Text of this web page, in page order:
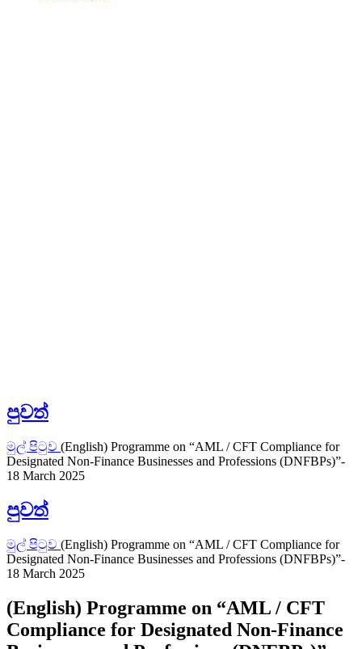
පුවත්
මුල් පිටුව (English) Programme on “AML / CFT Compliance for
Designated Non-Finance Businesses and Professions (DNFBPs)”-
18 March 2025
පුවත්
මුල් පිටුව (English) Programme on “AML / CFT Compliance for
Designated Non-Finance Businesses and Professions (DNFBPs)”-
18 March 2025
(English) Programme on “AML / CFT
Compliance for Designated Non-Finance